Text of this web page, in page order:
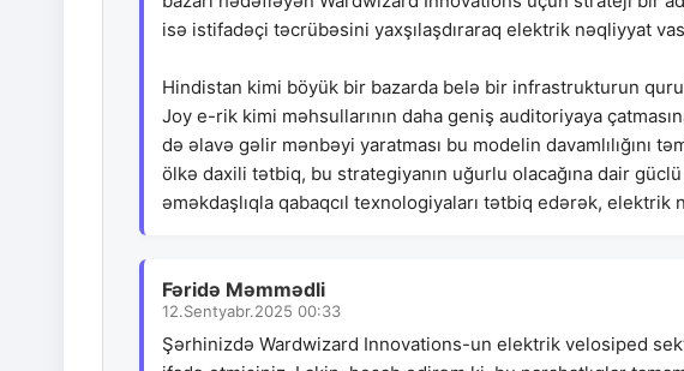
isə istifadəçi təcrübəsini yaxşılaşdıraraq elektrik nəqliyyat
Hindistan kimi böyük bir bazarda belə bir infrastrukturun
Joy e-rik kimi məhsullarının daha geniş auditoriyaya
də əlavə gəlir mənbəyi yaratması bu modelin davamlılığını
ölkə daxili tətbiq, bu strategiyanın uğurlu olacağına dair
əməkdaşlıqla qabaqcıl texnologiyaları tətbiq edərək,
Fəridə Məmmədli
12.Sentyabr.2025 00:33
Şərhinizdə Wardwizard Innovations-un elektrik velosiped